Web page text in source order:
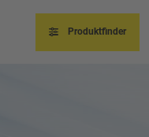
Produktfinder